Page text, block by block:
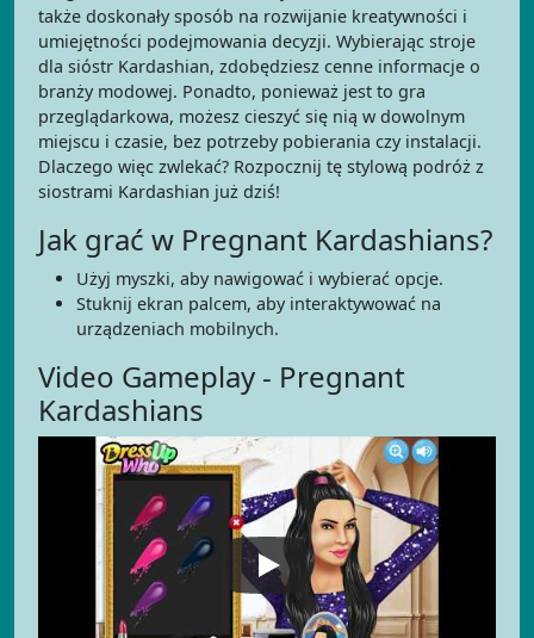
także doskonały sposób na rozwijanie kreatywności i
umiejętności podejmowania decyzji. Wybierając stroje
dla sióstr Kardashian, zdobędziesz cenne informacje o
branży modowej. Ponadto, ponieważ jest to gra
przeglądarkowa, możesz cieszyć się nią w dowolnym
miejscu i czasie, bez potrzeby pobierania czy instalacji.
Dlaczego więc zwlekać? Rozpocznij tę stylową podróż z
siostrami Kardashian już dziś!
Jak grać w Pregnant Kardashians?
Użyj myszki, aby nawigować i wybierać opcje.
Stuknij ekran palcem, aby interaktywować na
urządzeniach mobilnych.
Video Gameplay - Pregnant
Kardashians